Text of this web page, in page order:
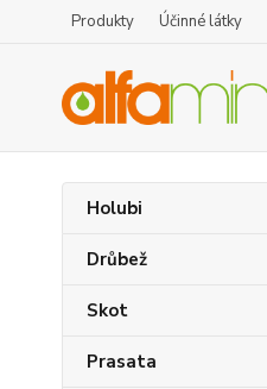
Produkty Účinné látky
Holubi
Drůbež
Skot
Prasata